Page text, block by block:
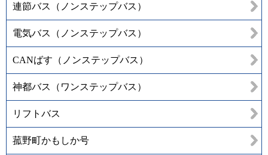
連節バス（ノンステップバス）
電気バス（ノンステップバス）
CANばす（ノンステップバス）
神都バス（ワンステップバス）
リフトバス
菰野町かもしか号